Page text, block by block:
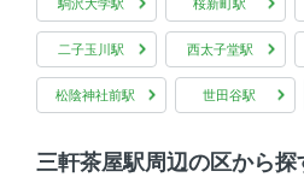
駒沢大学駅 桜新町駅
二子玉川駅 西太子堂駅
松陰神社前駅 世田谷駅
三軒茶屋駅周辺の区から探